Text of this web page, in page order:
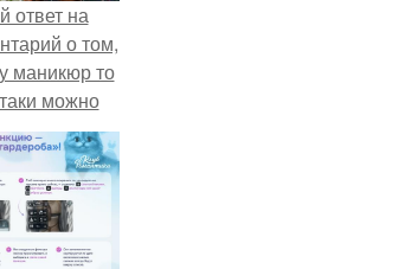
ответ на
о том,
маникюр то
можно
сделать.